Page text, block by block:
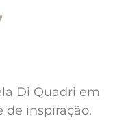
Di Quadri em
de inspiração.